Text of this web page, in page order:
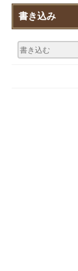
書き込み